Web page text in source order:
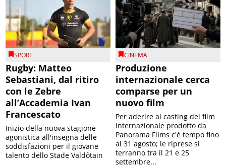
SPORT
Rugby: Matteo
Sebastiani, dal ritiro
con le Zebre
all’Accademia Ivan
Francescato
Inizio della nuova stagione
agonistica all'insegna delle
soddisfazioni per il giovane
talento dello Stade Valdôtain
CINEMA
Produzione
internazionale cerca
comparse per un
nuovo film
Per aderire al casting del film
internazionale prodotto da
Panorama Films c'è tempo fino
al 31 agosto; le riprese si
terranno tra il 21 e 25
settembre...